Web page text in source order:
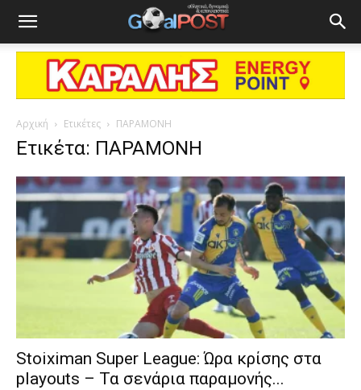
Αρχική Ετικέτες ΠΑΡΑΜΟΝΗ
Ετικέτα: ΠΑΡΑΜΟΝΗ
Stoiximan Super League: Ώρα κρίσης στα
playouts – Τα σενάρια παραμονής...